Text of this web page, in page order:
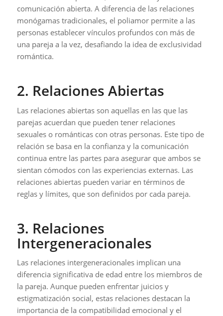
comunicación abierta. A diferencia de las relaciones
monógamas tradicionales, el poliamor permite a las
personas establecer vínculos profundos con más de
una pareja a la vez, desafiando la idea de exclusividad
romántica.
2. Relaciones Abiertas
Las relaciones abiertas son aquellas en las que las
parejas acuerdan que pueden tener relaciones
sexuales o románticas con otras personas. Este tipo de
relación se basa en la confianza y la comunicación
continua entre las partes para asegurar que ambos se
sientan cómodos con las experiencias externas. Las
relaciones abiertas pueden variar en términos de
reglas y límites, que son definidos por cada pareja.
3. Relaciones
Intergeneracionales
Las relaciones intergeneracionales implican una
diferencia significativa de edad entre los miembros de
la pareja. Aunque pueden enfrentar juicios y
estigmatización social, estas relaciones destacan la
importancia de la compatibilidad emocional y el